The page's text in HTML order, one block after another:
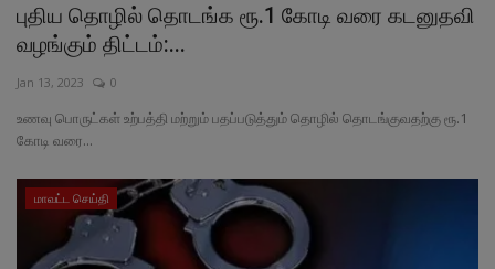
புதிய தொழில் தொடங்க ரூ.1 கோடி வரை கடனுதவி
வழங்கும் திட்டம்:...
Jan 13, 2023 0
உணவு பொருட்கள் உற்பத்தி மற்றும் பதப்படுத்தும் தொழில் தொடங்குவதற்கு ரூ.1
கோடி வரை...
மாவட்ட செய்தி